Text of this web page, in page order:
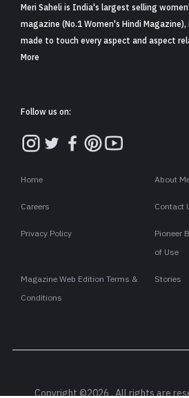
Meri Saheli is India's largest selling
magazine (No.1 Women's Hindi
made to touch every aspect and aspect
More
Follow us on:
Home About
Careers Contact
Privacy Policy
Pioneer
of Use
Magazine Web Edition Terms &
Conditions
Stories
Copyright ©2026 . All rights are